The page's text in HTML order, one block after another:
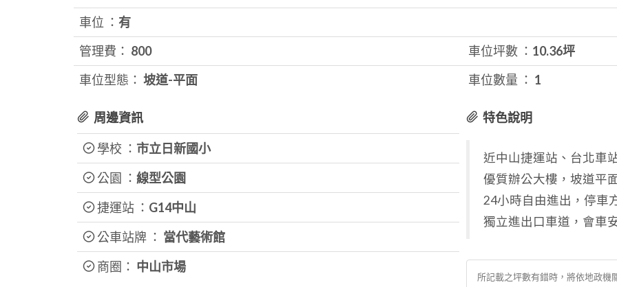
車位 ： 有
管理費： 800 車位坪數 ： 10.36坪
車位型態： 坡道-平面 車位數量 ： 1
周邊資訊
學校 ： 市立日新國小
公園 ： 線型公園
捷運站 ： G14中山
公車站牌 ： 當代藝術館
商圈： 中山市場
特色說明
近中山捷運站、台北車
優質辦公大樓，坡道平
24小時自由進出，停車
獨立進出口車道，會車
所記載之坪數有錯時，將依地政機